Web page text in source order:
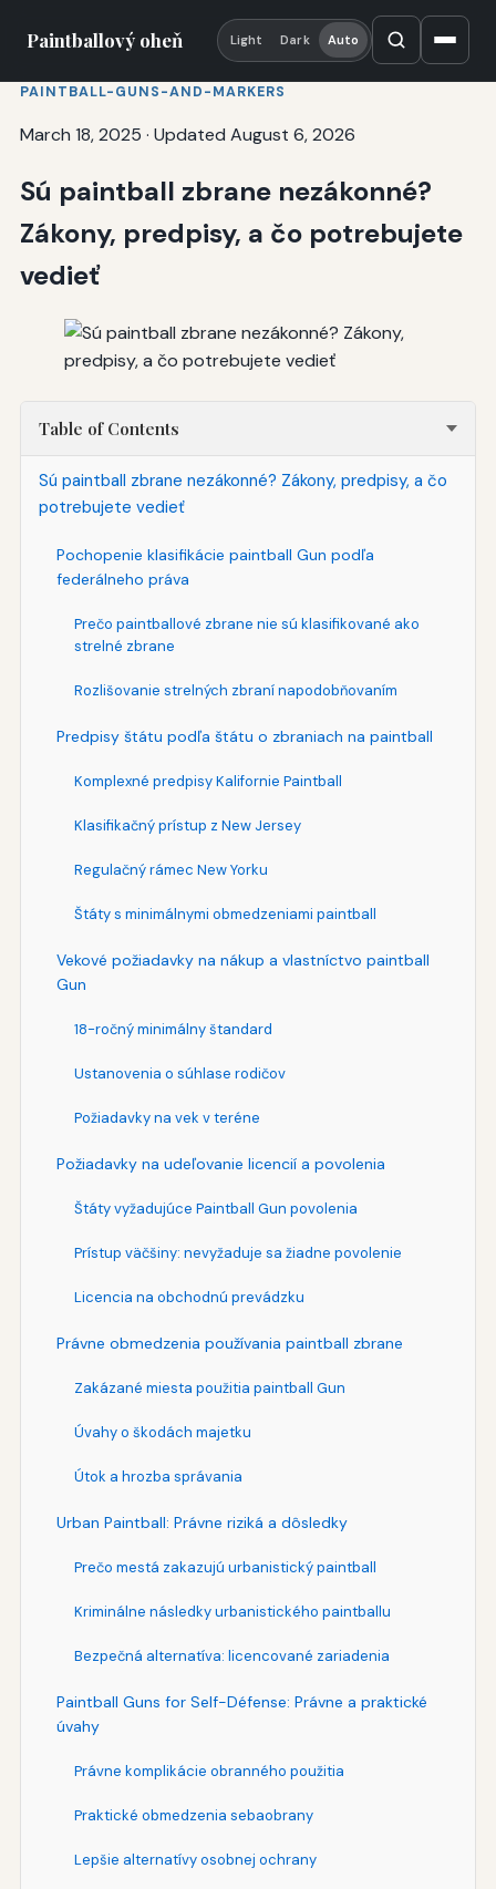
Paintballový oheň Light Dark Auto
PAINTBALL-GUNS-AND-MARKERS
March 18, 2025 · Updated August 6, 2026
Sú paintball zbrane nezákonné?
Zákony, predpisy, a čo potrebujete
vedieť
Table of Contents
Sú paintball zbrane nezákonné? Zákony, predpisy, a čo
potrebujete vedieť
Pochopenie klasifikácie paintball Gun podľa
federálneho práva
Prečo paintballové zbrane nie sú klasifikované ako
strelné zbrane
Rozlišovanie strelných zbraní napodobňovaním
Predpisy štátu podľa štátu o zbraniach na paintball
Komplexné predpisy Kalifornie Paintball
Klasifikačný prístup z New Jersey
Regulačný rámec New Yorku
Štáty s minimálnymi obmedzeniami paintball
Vekové požiadavky na nákup a vlastníctvo paintball
Gun
18-ročný minimálny štandard
Ustanovenia o súhlase rodičov
Požiadavky na vek v teréne
Požiadavky na udeľovanie licencií a povolenia
Štáty vyžadujúce Paintball Gun povolenia
Prístup väčšiny: nevyžaduje sa žiadne povolenie
Licencia na obchodnú prevádzku
Právne obmedzenia používania paintball zbrane
Zakázané miesta použitia paintball Gun
Úvahy o škodách majetku
Útok a hrozba správania
Urban Paintball: Právne riziká a dôsledky
Prečo mestá zakazujú urbanistický paintball
Kriminálne následky urbanistického paintballu
Bezpečná alternatíva: licencované zariadenia
Paintball Guns for Self-Défense: Právne a praktické
úvahy
Právne komplikácie obranného použitia
Praktické obmedzenia sebaobrany
Lepšie alternatívy osobnej ochrany